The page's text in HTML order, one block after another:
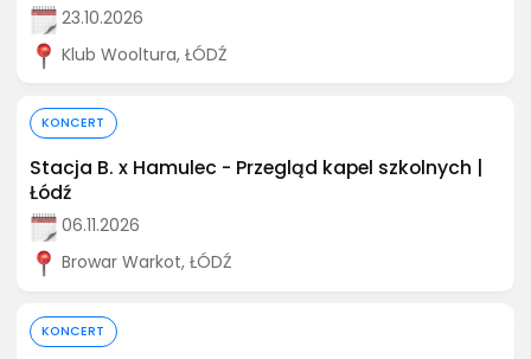
23.10.2026
Klub Wooltura, ŁÓDŹ
KONCERT
Stacja B. x Hamulec - Przegląd kapel szkolnych |
Łódź
06.11.2026
Browar Warkot, ŁÓDŹ
KONCERT